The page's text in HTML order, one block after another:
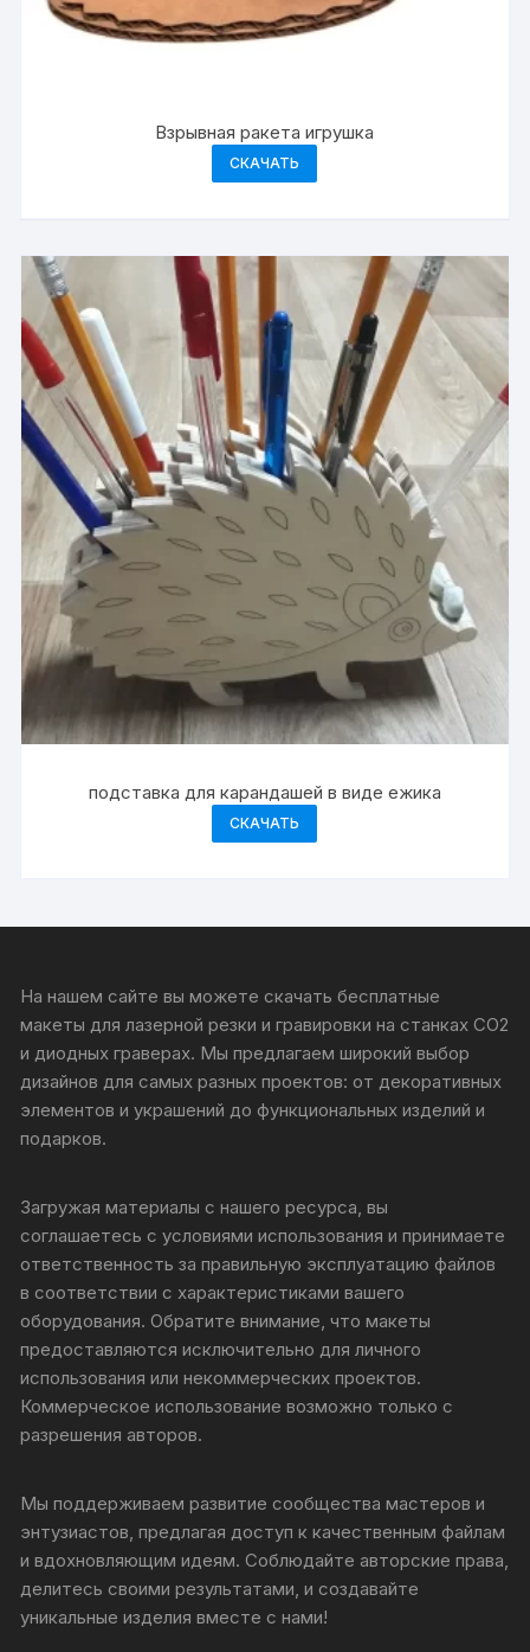
Взрывная ракета игрушка
СКАЧАТЬ
подставка для карандашей в виде ежика
СКАЧАТЬ
На нашем сайте вы можете скачать бесплатные
макеты для лазерной резки и гравировки на станках CO2
и диодных граверах. Мы предлагаем широкий выбор
дизайнов для самых разных проектов: от декоративных
элементов и украшений до функциональных изделий и
подарков.
Загружая материалы с нашего ресурса, вы
соглашаетесь с условиями использования и принимаете
ответственность за правильную эксплуатацию файлов
в соответствии с характеристиками вашего
оборудования. Обратите внимание, что макеты
предоставляются исключительно для личного
использования или некоммерческих проектов.
Коммерческое использование возможно только с
разрешения авторов.
Мы поддерживаем развитие сообщества мастеров и
энтузиастов, предлагая доступ к качественным файлам
и вдохновляющим идеям. Соблюдайте авторские права,
делитесь своими результатами, и создавайте
уникальные изделия вместе с нами!